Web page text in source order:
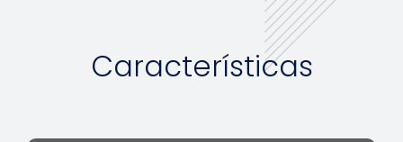
Características